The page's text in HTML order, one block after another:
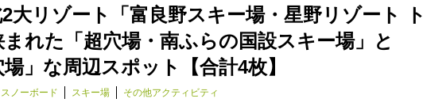
大リゾート「富良野スキー場・星野リゾート ト
れた「超穴場・南ふらの国設スキー場」と
場」な周辺スポット【合計4枚】
ノーボード スキー場 その他アクティビティ